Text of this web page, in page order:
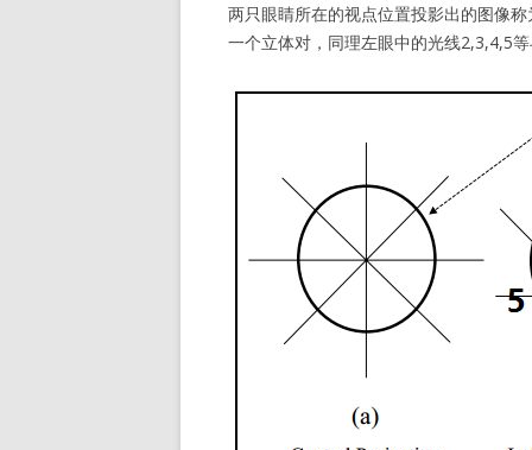
两只眼睛所在的视点位置投影出的图像
一个立体对，同理左眼中的光线2,3,4,5